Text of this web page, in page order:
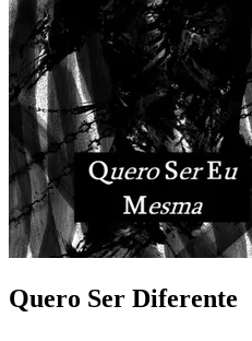
Quero Ser Diferente